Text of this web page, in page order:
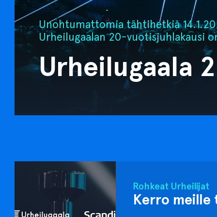
Unohtumattomia tähtihetkiä
Urheilugaalan 20-vuotisjuhlakausi
Urheilugaala
Rohkeat Urheilijat
Kerro meille